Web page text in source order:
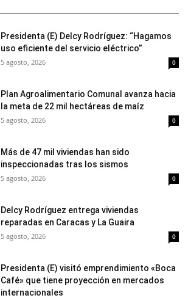
Presidenta (E) Delcy Rodríguez: “Hagamos
uso eficiente del servicio eléctrico”
5 agosto, 2026 0
Plan Agroalimentario Comunal avanza hacia
la meta de 22 mil hectáreas de maíz
5 agosto, 2026 0
Más de 47 mil viviendas han sido
inspeccionadas tras los sismos
5 agosto, 2026 0
Delcy Rodríguez entrega viviendas
reparadas en Caracas y La Guaira
5 agosto, 2026 0
Presidenta (E) visitó emprendimiento «Boca
Café» que tiene proyección en mercados
internacionales